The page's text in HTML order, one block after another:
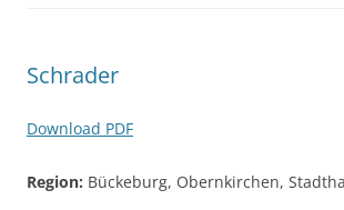
Schrader
Download PDF
Region: Bückeburg, Obernkirchen,